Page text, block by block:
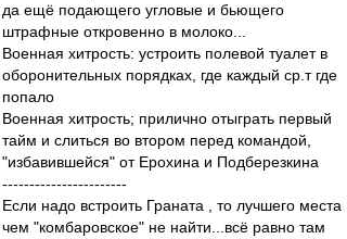
да ещё подающего угловые и бьющего
штрафные откровенно в молоко...
Военная хитрость: устроить полевой туалет в
оборонительных порядках, где каждый ср.т где
попало
Военная хитрость; прилично отыграть первый
тайм и слиться во втором перед командой,
"избавившейся" от Ерохина и Подберезкина
-----------------------
Если надо встроить Граната , то лучшего места
чем "комбаровское" не найти...всё равно там